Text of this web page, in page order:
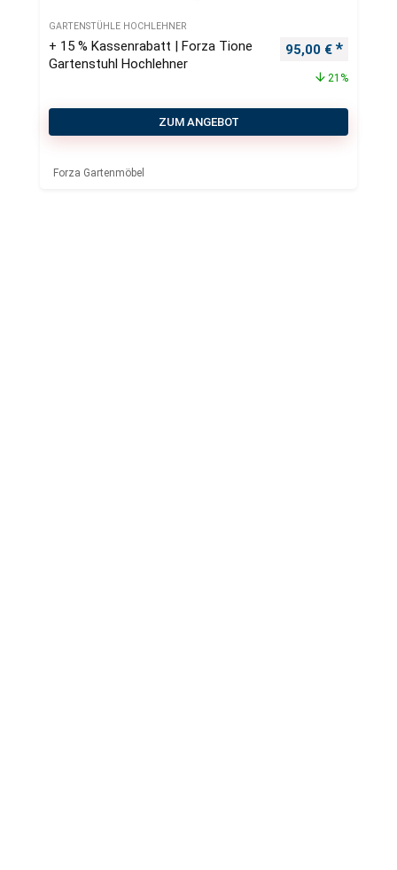
GARTENSTÜHLE HOCHLEHNER
+ 15 % Kassenrabatt | Forza Tione
Gartenstuhl Hochlehner
Ursprünglicher
95,00 €
21%
ZUM ANGEBOT
Forza Gartenmöbel